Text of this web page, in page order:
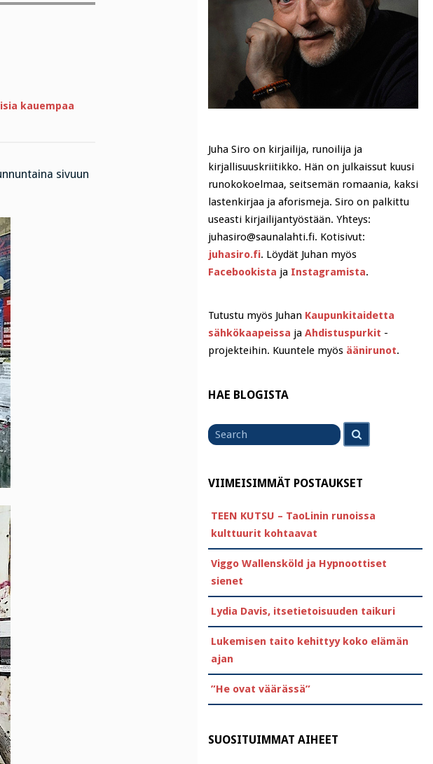
kauempaa
sivuun
Juha Siro on kirjailija, runoilija ja
kirjallisuuskriitikko. Hän on julkaissut kuusi
runokokoelmaa, seitsemän romaania, kaksi
lastenkirjaa ja aforismeja. Siro on palkittu
useasti kirjailijantyöstään. Yhteys:
juhasiro@saunalahti.fi. Kotisivut:
juhasiro.fi. Löydät Juhan myös
Facebookista ja Instagramista.
Tutustu myös Juhan Kaupunkitaidetta
sähkökaapeissa ja Ahdistuspurkit -
projekteihin. Kuuntele myös äänirunot.
HAE BLOGISTA
for
VIIMEISIMMÄT POSTAUKSET
TEEN KUTSU – TaoLinin runoissa
kulttuurit kohtaavat
Viggo Wallensköld ja Hypnoottiset
sienet
Lydia Davis, itsetietoisuuden taikuri
Lukemisen taito kehittyy koko elämän
ajan
”He ovat väärässä”
SUOSITUIMMAT AIHEET